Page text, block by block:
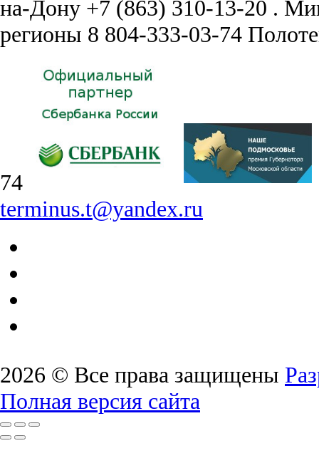
на-Дону +7 (863) 310-13-20 .
регионы 8 804-333-03-74
74
terminus.t@yandex.ru
2026 © Все права защищены
Полная версия сайта